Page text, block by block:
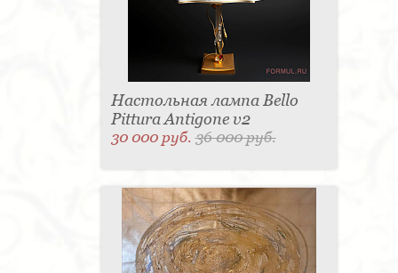
Настольная лампа Bello
Pittura Antigone v2
30 000 руб.36 000 руб.